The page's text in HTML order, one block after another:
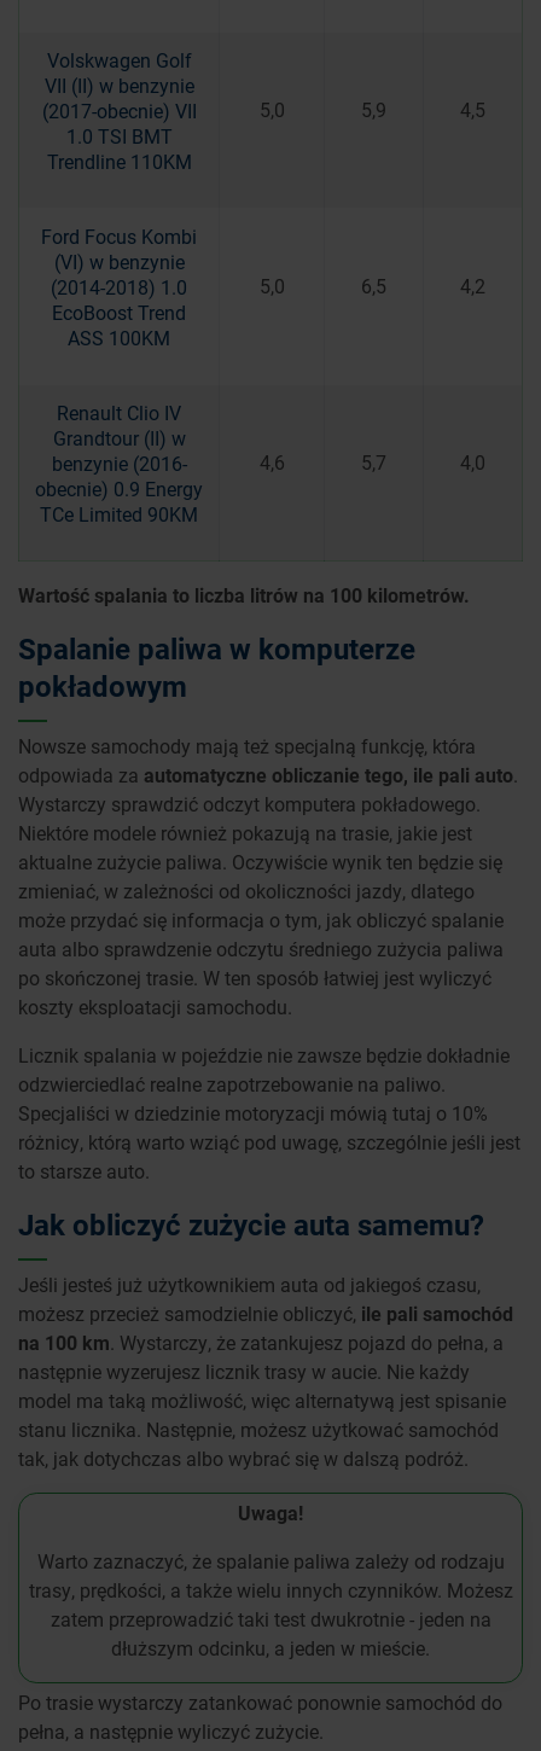
Volskwagen Golf
VII (II) w benzynie
(2017-obecnie) VII
1.0 TSI BMT
Trendline 110KM
5,0 5,9 4,5
Ford Focus Kombi
(VI) w benzynie
(2014-2018) 1.0
EcoBoost Trend
ASS 100KM
5,0 6,5 4,2
Renault Clio IV
Grandtour (II) w
benzynie (2016-
obecnie) 0.9 Energy
TCe Limited 90KM
4,6 5,7 4,0
Wartość spalania to liczba litrów na 100 kilometrów.
Spalanie paliwa w komputerze
pokładowym
Nowsze samochody mają też specjalną funkcję, która
odpowiada za automatyczne obliczanie tego, ile pali auto.
Wystarczy sprawdzić odczyt komputera pokładowego.
Niektóre modele również pokazują na trasie, jakie jest
aktualne zużycie paliwa. Oczywiście wynik ten będzie się
zmieniać, w zależności od okoliczności jazdy, dlatego
może przydać się informacja o tym, jak obliczyć spalanie
auta albo sprawdzenie odczytu średniego zużycia paliwa
po skończonej trasie. W ten sposób łatwiej jest wyliczyć
koszty eksploatacji samochodu.
Licznik spalania w pojeździe nie zawsze będzie dokładnie
odzwierciedlać realne zapotrzebowanie na paliwo.
Specjaliści w dziedzinie motoryzacji mówią tutaj o 10%
różnicy, którą warto wziąć pod uwagę, szczególnie jeśli jest
to starsze auto.
Jak obliczyć zużycie auta samemu?
Jeśli jesteś już użytkownikiem auta od jakiegoś czasu,
możesz przecież samodzielnie obliczyć, ile pali samochód
na 100 km. Wystarczy, że zatankujesz pojazd do pełna, a
następnie wyzerujesz licznik trasy w aucie. Nie każdy
model ma taką możliwość, więc alternatywą jest spisanie
stanu licznika. Następnie, możesz użytkować samochód
tak, jak dotychczas albo wybrać się w dalszą podróż.
Uwaga!
Warto zaznaczyć, że spalanie paliwa zależy od rodzaju
trasy, prędkości, a także wielu innych czynników. Możesz
zatem przeprowadzić taki test dwukrotnie - jeden na
dłuższym odcinku, a jeden w mieście.
Po trasie wystarczy zatankować ponownie samochód do
pełna, a następnie wyliczyć zużycie.